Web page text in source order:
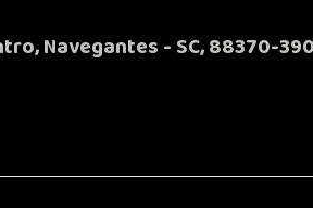
Navegantes - SC, 88370-390